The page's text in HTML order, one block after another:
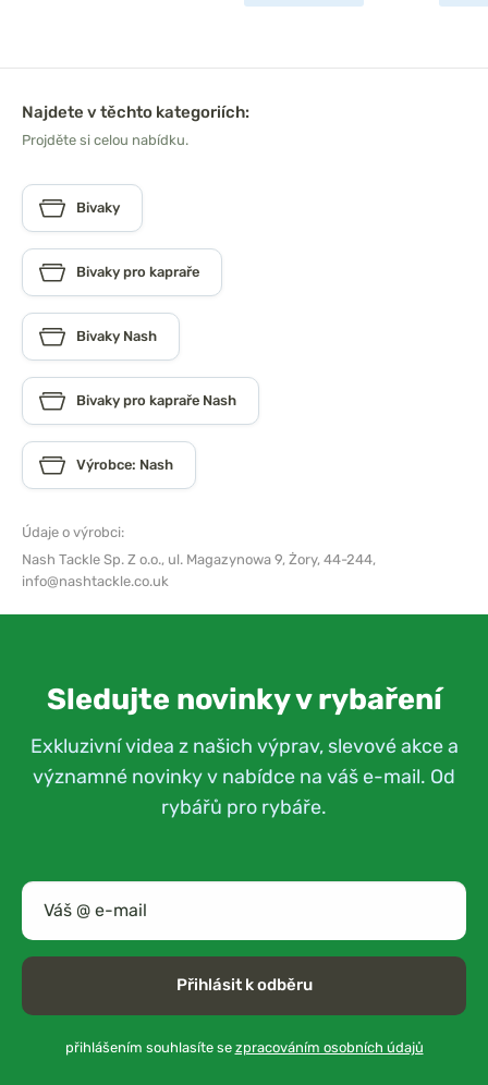
Najdete v těchto kategoriích:
Projděte si celou nabídku.
Bivaky
Bivaky pro kapraře
Bivaky Nash
Bivaky pro kapraře Nash
Výrobce: Nash
Údaje o výrobci:
Nash Tackle Sp. Z o.o., ul. Magazynowa 9, Żory, 44-244,
info@nashtackle.co.uk
Sledujte novinky v rybaření
Exkluzivní videa z našich výprav, slevové akce a
významné novinky v nabídce na váš e-mail. Od
rybářů pro rybáře.
Přihlásit k odběru
přihlášením souhlasíte se zpracováním osobních údajů